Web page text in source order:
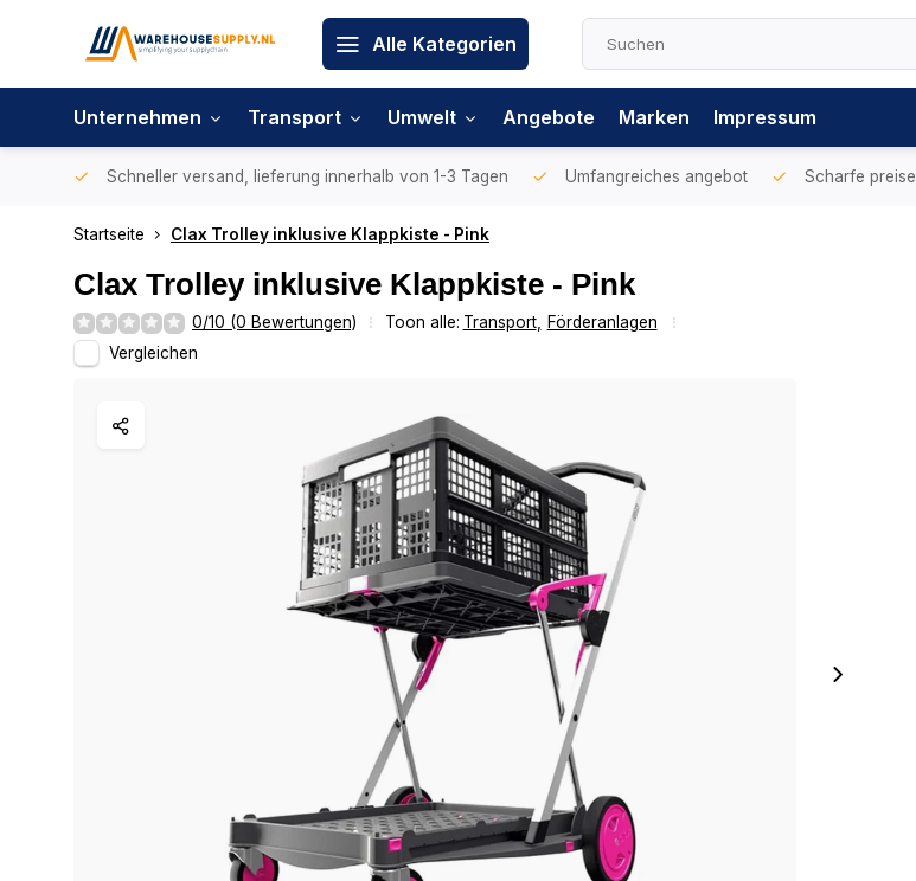
Alle Kategorien
Unternehmen Transport Umwelt Angebote Marken Impressum
Schneller versand, lieferung innerhalb von 1-3 Tagen Umfangreiches angebot Scharfe preise
Startseite Clax Trolley inklusive Klappkiste - Pink
Clax Trolley inklusive Klappkiste - Pink
0/10 (0 Bewertungen) Toon alle: Transport,
Förderanlagen
Vergleichen